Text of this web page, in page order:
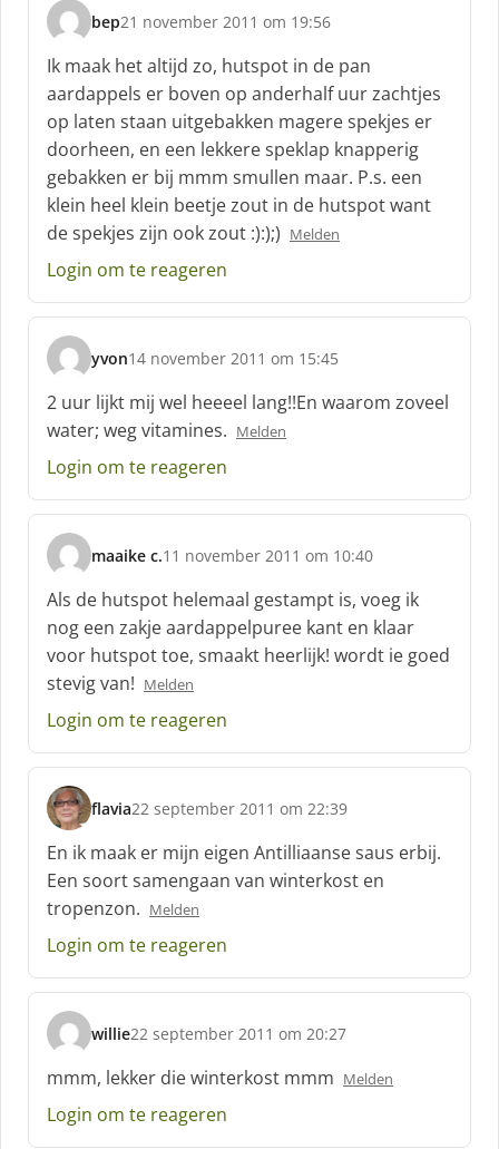
bep
s
c
h
r
e
e
f
:
21 november 2011 om 19:56
Ik maak het altijd zo, hutspot in de pan
aardappels er boven op anderhalf uur zachtjes
op laten staan uitgebakken magere spekjes er
doorheen, en een lekkere speklap knapperig
gebakken er bij mmm smullen maar. P.s. een
klein heel klein beetje zout in de hutspot want
de spekjes zijn ook zout :):);) Melden
Login om te reageren
yvon
s
c
h
r
e
f
14 november 2011 om 15:45
2 uur lijkt mij wel heeeel lang!!En waarom zoveel
water; weg vitamines. Melden
Login om te reageren
maaike c.
s
c
h
r
e
e
:
11 november 2011 om 10:40
Als de hutspot helemaal gestampt is, voeg ik
nog een zakje aardappelpuree kant en klaar
voor hutspot toe, smaakt heerlijk! wordt ie goed
stevig van! Melden
Login om te reageren
flavia
s
c
h
r
e
e
:
22 september 2011 om 22:39
En ik maak er mijn eigen Antilliaanse saus erbij.
Een soort samengaan van winterkost en
tropenzon. Melden
Login om te reageren
willie
s
h
r
22 september 2011 om 20:27
mmm, lekker die winterkost mmm Melden
Login om te reageren